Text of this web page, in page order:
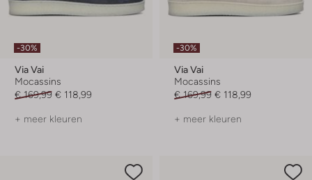
-30%
Via Vai
Mocassins
€ 169,99 € 118,99
+ meer kleuren
-30%
Via Vai
Mocassins
€ 169,99 € 118,99
+ meer kleuren